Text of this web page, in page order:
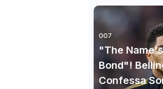
007
"The
Bond"!
Confessa